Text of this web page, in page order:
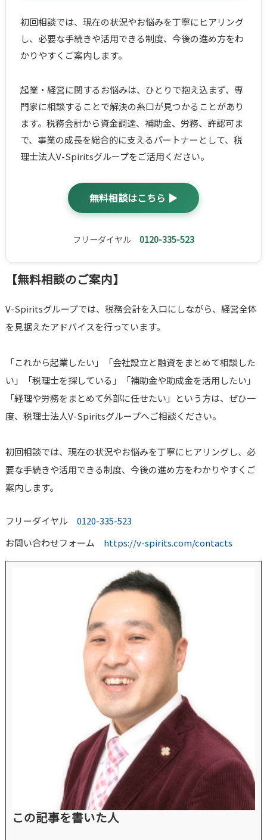
初回相談では、現在の状況やお悩みを丁寧にヒアリング
し、必要な手続きや活用できる制度、今後の進め方をわ
かりやすくご案内します。
起業・経営に関するお悩みは、ひとりで抱え込まず、専
門家に相談することで解決の糸口が見つかることがあり
ます。税務会計から資金調達、補助金、労務、許認可ま
で、事業の成長を総合的に支えるパートナーとして、税
理士法人V-Spiritsグループをご活用ください。
無料相談はこちら ▶
フリーダイヤル 0120-335-523
【無料相談のご案内】
V-Spiritsグループでは、税務会計を入口にしながら、経営全体
を見据えたアドバイスを行っています。
「これから起業したい」「会社設立と融資をまとめて相談した
い」「税理士を探している」「補助金や助成金を活用したい」
「経理や労務をまとめて外部に任せたい」という方は、ぜひ一
度、税理士法人V-Spiritsグループへご相談ください。
初回相談では、現在の状況やお悩みを丁寧にヒアリングし、必
要な手続きや活用できる制度、今後の進め方をわかりやすくご
案内します。
フリーダイヤル 0120-335-523
お問い合わせフォーム https://v-spirits.com/contacts
この記事を書いた人